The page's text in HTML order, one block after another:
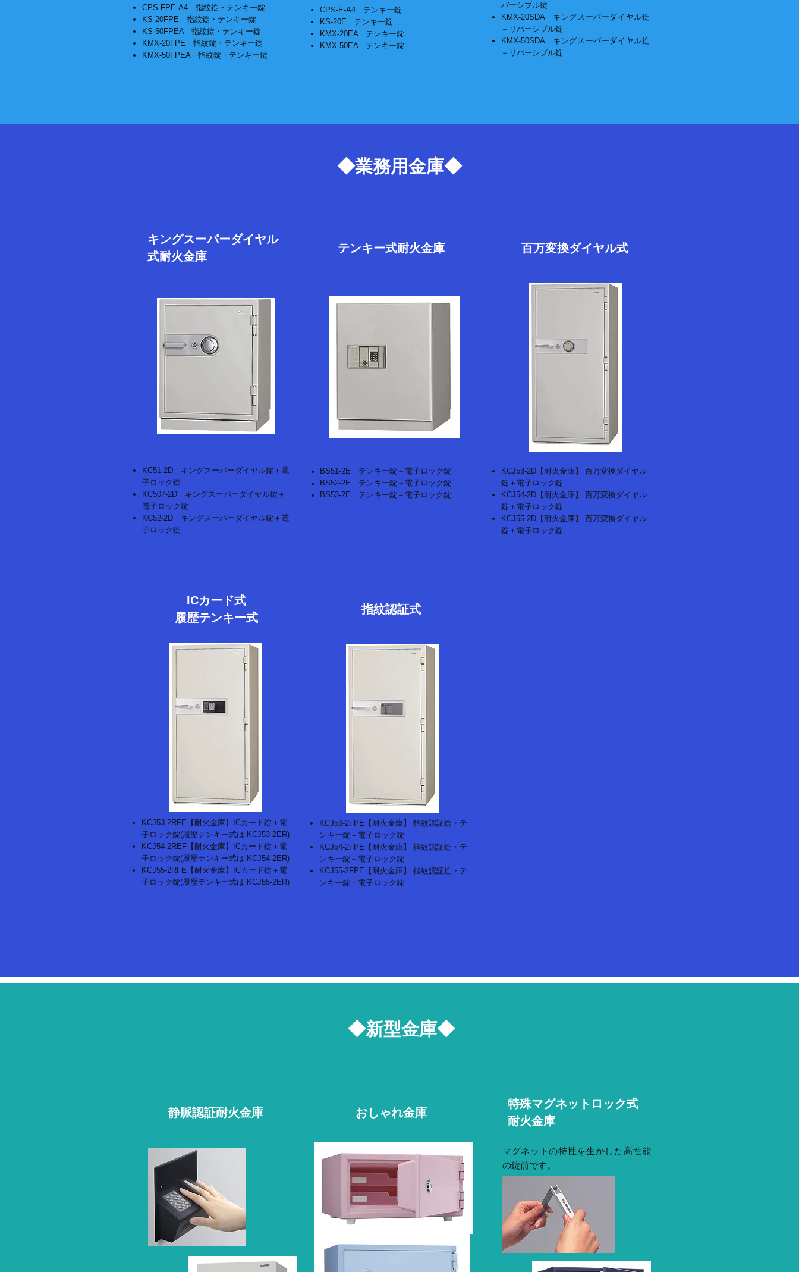
CPS-FPE-A4 指紋錠・テンキー錠
KS-20FPE 指紋錠・テンキー錠
KS-50FPEA 指紋錠・テンキー錠
KMX-20FPE 指紋錠・テンキー錠
KMX-50FPEA 指紋錠・テンキー錠
CPS-E-A4 テンキー錠
KS-20E テンキー錠
KMX-20EA テンキー錠
KMX-50EA テンキー錠
バーシブル錠
KMX-20SDA キングスーパーダイヤル錠
＋リバーシブル錠
KMX-50SDA キングスーパーダイヤル錠
＋リバーシブル錠
◆業務用金庫◆
キングスーパーダイヤル
式耐火金庫
KC51-2D キングスーパーダイヤル錠＋電
子ロック錠
KC507-2D キングスーパーダイヤル錠＋
電子ロック錠
KC52-2D キングスーパーダイヤル錠＋電
子ロック錠
テンキー式耐火金庫
BS51-2E テンキー錠＋電子ロック錠
BS52-2E テンキー錠＋電子ロック錠
BS53-2E テンキー錠＋電子ロック錠
百万変換ダイヤル式
KCJ53-2D【耐火金庫】 百万変換ダイヤル
錠＋電子ロック錠
KCJ54-2D【耐火金庫】 百万変換ダイヤル
錠＋電子ロック錠
KCJ55-2D【耐火金庫】 百万変換ダイヤル
錠＋電子ロック錠
ICカード式
履歴テンキー式
KCJ53-2RFE【耐火金庫】ICカード錠＋電
子ロック錠(履歴テンキー式は KCJ53-2ER)
KCJ54-2REF【耐火金庫】ICカード錠＋電
子ロック錠(履歴テンキー式は KCJ54-2ER)
KCJ55-2RFE【耐火金庫】ICカード錠＋電
子ロック錠(履歴テンキー式は KCJ55-2ER)
指紋認証式
KCJ53-2FPE【耐火金庫】 指紋認証錠・テ
ンキー錠＋電子ロック錠
KCJ54-2FPE【耐火金庫】 指紋認証錠・テ
ンキー錠＋電子ロック錠
KCJ55-2FPE【耐火金庫】 指紋認証錠・テ
ンキー錠＋電子ロック錠
◆新型金庫◆
静脈認証耐火金庫 おしゃれ金庫
特殊マグネットロック式
耐火金庫
マグネットの特性を生かした高性能
の錠前です。